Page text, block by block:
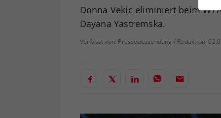
Donna Vekic eliminiert beim
Dayana Yastremska.
Verfasst von: Presseaussendung / Redaktion,